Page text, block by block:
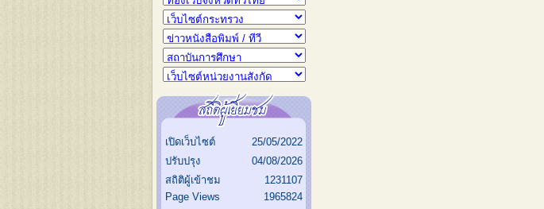
เปิดเว็บไซต์
25/05/2022
ปรับปรุง
04/08/2026
สถิติผู้เข้าชม
1231107
Page Views
1965824